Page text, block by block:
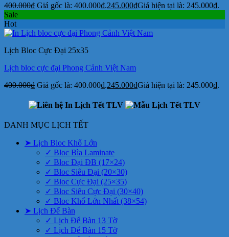
400.000₫ Giá gốc là: 400.000₫.245.000₫Giá hiện tại là: 245.000₫.
Sale
Hot
Lịch Bloc Cực Đại 25x35
Lịch bloc cực đại Phong Cảnh Việt Nam
400.000₫ Giá gốc là: 400.000₫.245.000₫Giá hiện tại là: 245.000₫.
DANH MỤC LỊCH TẾT
➤ Lịch Bloc Khổ Lớn
✓ Bloc Bìa Laminate
✓ Bloc Đại ĐB (17×24)
✓ Bloc Siêu Đại (20×30)
✓ Bloc Cực Đại (25×35)
✓ Bloc Siêu Cực Đại (30×40)
✓ Bloc Khổ Lớn Nhất (38×54)
➤ Lịch Để Bàn
✓ Lịch Để Bàn 13 Tờ
✓ Lịch Để Bàn 15 Tờ